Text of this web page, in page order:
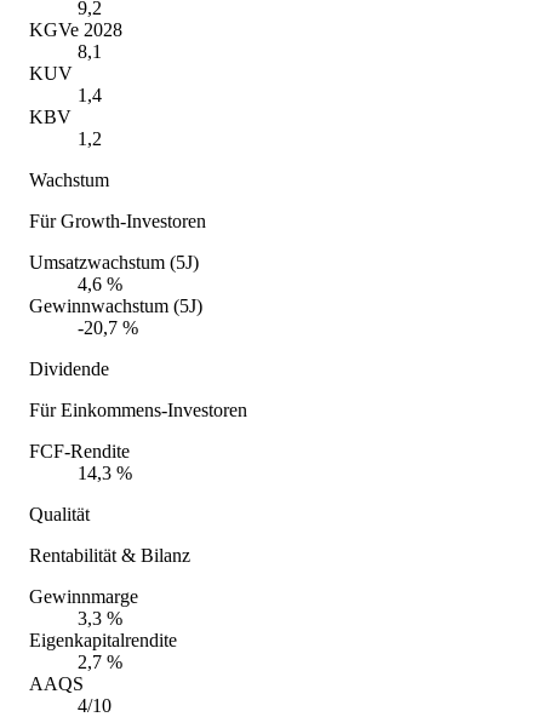
9,2
KGVe 2028
8,1
KUV
1,4
KBV
1,2
Wachstum
Für Growth-Investoren
Umsatzwachstum (5J)
4,6 %
Gewinnwachstum (5J)
-20,7 %
Dividende
Für Einkommens-Investoren
FCF-Rendite
14,3 %
Qualität
Rentabilität & Bilanz
Gewinnmarge
3,3 %
Eigenkapitalrendite
2,7 %
AAQS
4/10